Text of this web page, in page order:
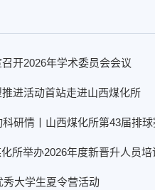
开2026年学术委员会会议
进活动首站走进山西煤化所
研情丨山西煤化所第43届排
所举办2026年度新晋升人员培
秀大学生夏令营活动